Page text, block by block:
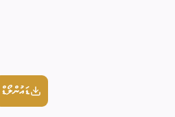
ޑައުންލޯޑް